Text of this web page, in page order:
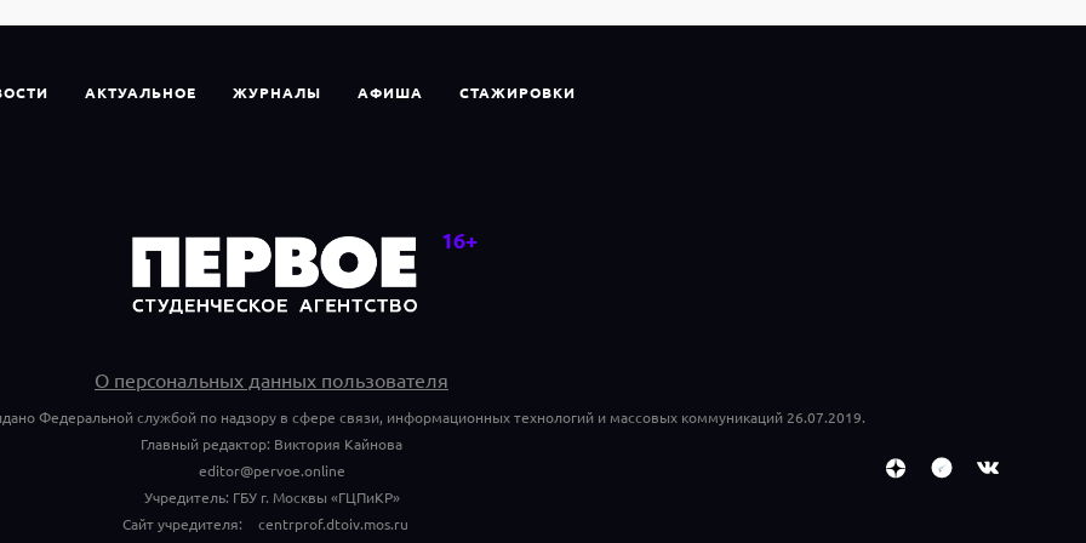
АКТУАЛЬНОЕ ЖУРНАЛЫ АФИША СТАЖИРОВКИ
О персональных данных пользователя
Федеральной службой по надзору в сфере связи, информационных технологий и массовых коммуникаций 26.07.2019.
Главный редактор: Виктория Кайнова
editor@pervoe.online
Учредитель: ГБУ г. Москвы «ГЦПиКР»
Сайт учредителя:
centrprof.dtoiv.mos.ru